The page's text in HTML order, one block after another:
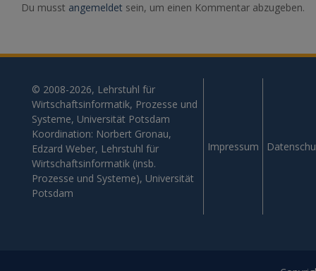
Du musst angemeldet sein, um einen Kommentar abzugeben.
© 2008-2026, Lehrstuhl für
Wirtschaftsinformatik, Prozesse und
Systeme, Universität Potsdam
Koordination: Norbert Gronau,
Edzard Weber, Lehrstuhl für
Wirtschaftsinformatik (insb.
Prozesse und Systeme), Universität
Potsdam
Impressum